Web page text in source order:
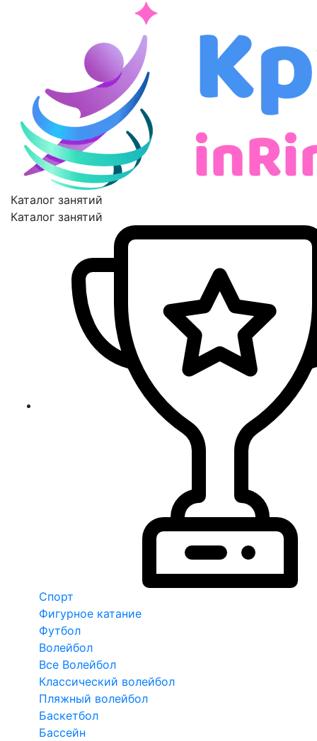
Каталог занятий
Каталог занятий
Спорт
Фигурное катание
Футбол
Волейбол
Все Волейбол
Классический волейбол
Пляжный волейбол
Баскетбол
Бассейн